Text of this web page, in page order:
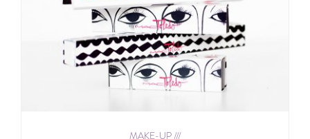
MAKE-UP ///